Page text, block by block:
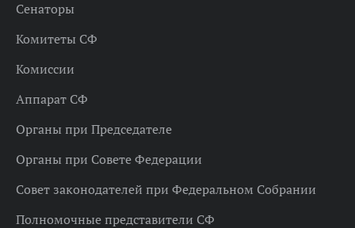
Сенаторы
Комитеты СФ
Комиссии
Аппарат СФ
Органы при Председателе
Органы при Совете Федерации
Совет законодателей при Федеральном Собрании
Полномочные представители СФ